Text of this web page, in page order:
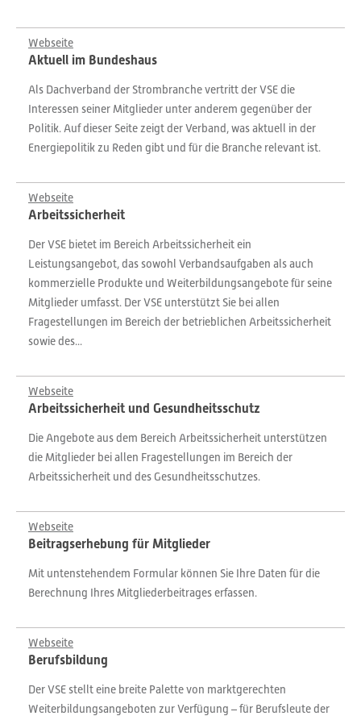
Webseite
Aktuell im Bundeshaus
Als Dachverband der Strombranche vertritt der VSE die
Interessen seiner Mitglieder unter anderem gegenüber der
Politik. Auf dieser Seite zeigt der Verband, was aktuell in der
Energiepolitik zu Reden gibt und für die Branche relevant ist.
Webseite
Arbeitssicherheit
Der VSE bietet im Bereich Arbeitssicherheit ein
Leistungsangebot, das sowohl Verbandsaufgaben als auch
kommerzielle Produkte und Weiterbildungsangebote für seine
Mitglieder umfasst. Der VSE unterstützt Sie bei allen
Fragestellungen im Bereich der betrieblichen Arbeitssicherheit
sowie des...
Webseite
Arbeitssicherheit und Gesundheitsschutz
Die Angebote aus dem Bereich Arbeitssicherheit unterstützen
die Mitglieder bei allen Fragestellungen im Bereich der
Arbeitssicherheit und des Gesundheitsschutzes.
Webseite
Beitragserhebung für Mitglieder
Mit untenstehendem Formular können Sie Ihre Daten für die
Berechnung Ihres Mitgliederbeitrages erfassen.
Webseite
Berufsbildung
Der VSE stellt eine breite Palette von marktgerechten
Weiterbildungsangeboten zur Verfügung – für Berufsleute der